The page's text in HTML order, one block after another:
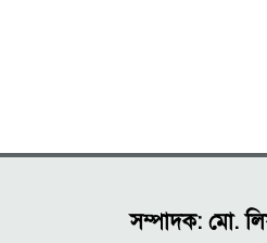
সম্পাদক: মো.